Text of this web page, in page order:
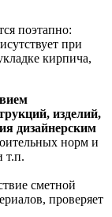
поэтапно:
при
кирпича,
изделий,
дизайнерским
норм и
т.п.
сметной
проверяет